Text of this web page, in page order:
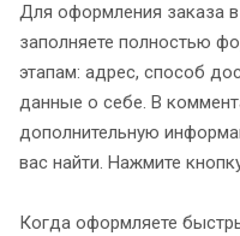
Для оформления заказа
заполняете полностью
этапам: адрес, способ
данные о себе. В
дополнительную
вас найти. Нажмите
Когда оформляете